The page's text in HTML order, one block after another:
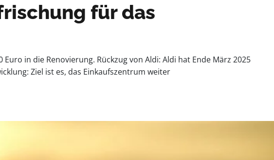
für das
in die Renovierung. Rückzug von Aldi: Aldi hat Ende März 2025
Ziel ist es, das Einkaufszentrum weiter